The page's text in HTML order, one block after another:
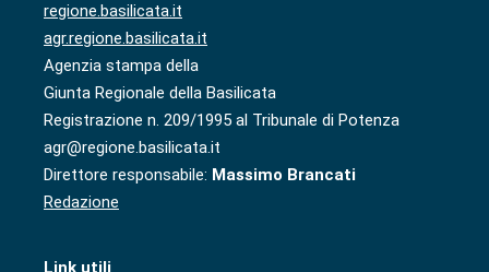
regione.basilicata.it
agr.regione.basilicata.it
Agenzia stampa della
Giunta Regionale della Basilicata
Registrazione n. 209/1995 al Tribunale di Potenza
agr@regione.basilicata.it
Direttore responsabile: Massimo Brancati
Redazione
Link utili